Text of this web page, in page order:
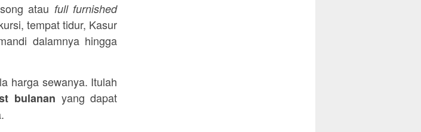
atau full furnished
tempat tidur, Kasur
dalamnya hingga
harga sewanya. Itulah
bulanan yang dapat